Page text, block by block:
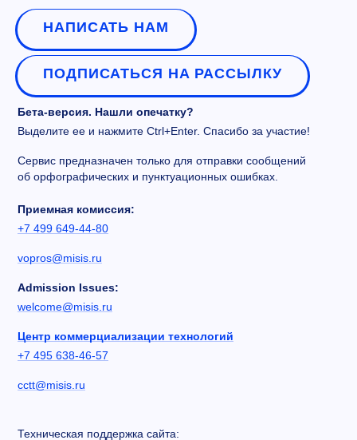
НАПИСАТЬ НАМ
ПОДПИСАТЬСЯ НА РАССЫЛКУ
Бета-версия. Нашли опечатку?
Выделите ее и нажмите Ctrl+Enter. Спасибо за участие!
Сервис предназначен только для отправки сообщений
об орфографических и пунктуационных ошибках.
Приемная комиссия:
+7 499 649-44-80
vopros@misis.ru
Admission Issues:
welcome@misis.ru
Центр коммерциализации технологий
+7 495 638-46-57
cctt@misis.ru
Техническая поддержка сайта: